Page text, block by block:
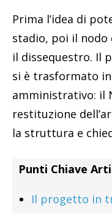
Prima l’idea di
stadio, poi il nodo
il dissequestro. Il
si è trasformato
amministrativo: il
restituzione
la struttura e
Punti Chiave
Il progetto in